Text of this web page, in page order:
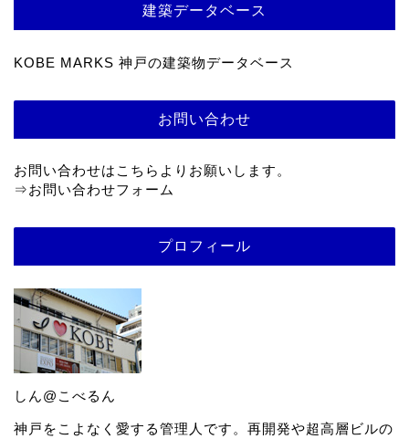
建築データベース
KOBE MARKS 神戸の建築物データベース
お問い合わせ
お問い合わせはこちらよりお願いします。
⇒お問い合わせフォーム
プロフィール
しん@こべるん
神戸をこよなく愛する管理人です。再開発や超高層ビルの